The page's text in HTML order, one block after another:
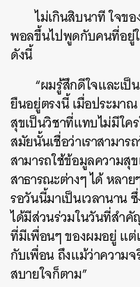
ไม่เกินสิบนาที ใจข
พอลขึ้นไปพูดกับคนที่อยู่
ดังนี้
“ผมรู้สึกดีใจและเป็
ยืนอยู่ตรงนี้ เมื่อประมา
สุขเป็นวิชาที่แทบไม่มีใค
สมัยนั้นเชื่อว่าเราสามาร
สามารถใช้ข้อมูลความสุ
สาธารณะต่างๆ ได้ หลา
รอวันนี้มาเป็นเวลานาน
ได้มีส่วนร่วมในวันที่สำ
ที่มีเพื่อนๆ ของผมอยู่ แต่
กับเพื่อน ถึงแม้ว่าความ
สบายใจก็ตาม”